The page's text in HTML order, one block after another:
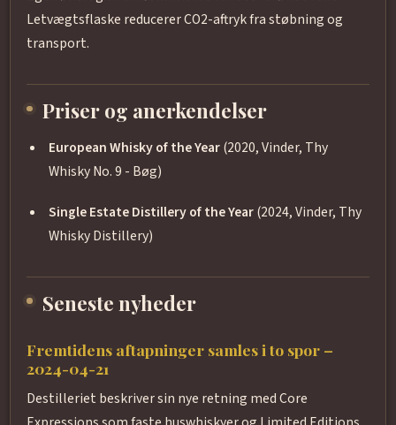
Letvægtsflaske reducerer CO2-aftryk fra støbning og
transport.
Priser og anerkendelser
European Whisky of the Year(2020, Vinder, Thy
Whisky No. 9 - Bøg)
Single Estate Distillery of the Year(2024, Vinder, Thy
Whisky Distillery)
Seneste nyheder
Fremtidens aftapninger samles i to spor –
2024-04-21
Destilleriet beskriver sin nye retning med Core